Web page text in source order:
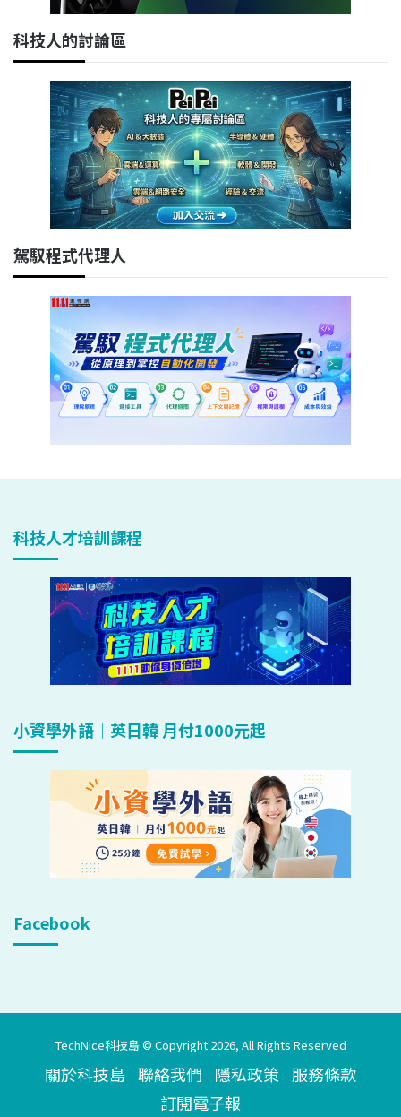
科技人的討論區
駕馭程式代理人
科技人才培訓課程
小資學外語｜英日韓 月付1000元起
Facebook
TechNice科技島 © Copyright 2026, All Rights Reserved
關於科技島 聯絡我們 隱私政策 服務條款
訂閱電子報